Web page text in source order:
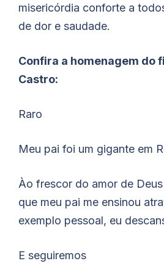
misericórdia conforte a
de dor e saudade.
Confira a homenagem do
Castro:
Raro
Meu pai foi um gigante em
Ào frescor do amor de
que meu pai me ensinou
exemplo pessoal, eu
E seguiremos